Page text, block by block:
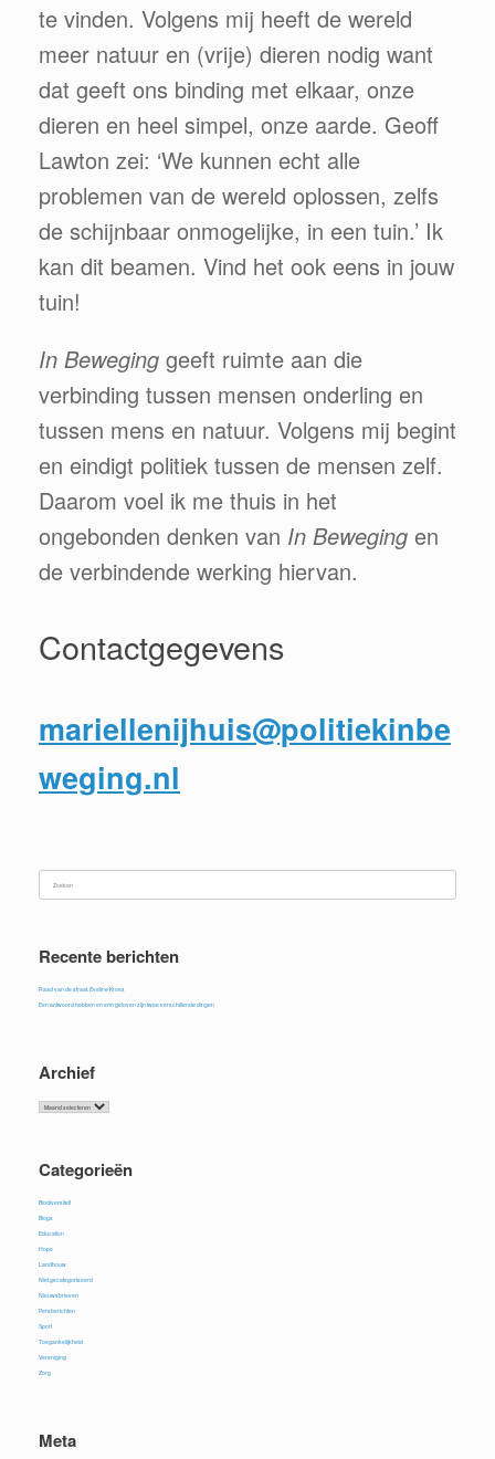
te vinden. Volgens mij heeft de wereld
meer natuur en (vrije) dieren nodig want
dat geeft ons binding met elkaar, onze
dieren en heel simpel, onze aarde. Geoff
Lawton zei: ‘We kunnen echt alle
problemen van de wereld oplossen, zelfs
de schijnbaar onmogelijke, in een tuin.’ Ik
kan dit beamen. Vind het ook eens in jouw
tuin!
In Beweging geeft ruimte aan die
verbinding tussen mensen onderling en
tussen mens en natuur. Volgens mij begint
en eindigt politiek tussen de mensen zelf.
Daarom voel ik me thuis in het
ongebonden denken van In Beweging en
de verbindende werking hiervan.
Contactgegevens
mariellenijhuis@politiekinbe
weging.nl
Zoeken
Recente berichten
Raad van de straat, Eveline Kroes
Een antwoord hebben en erin geloven zijn twee verschillende dingen
Archief
Archief
Categorieën
Biodiversiteit
Blogs
Education
Hope
Landbouw
Niet gecategoriseerd
Nieuwsbrieven
Persberichten
Sport
Toegankelijkheid
Vereniging
Zorg
Meta